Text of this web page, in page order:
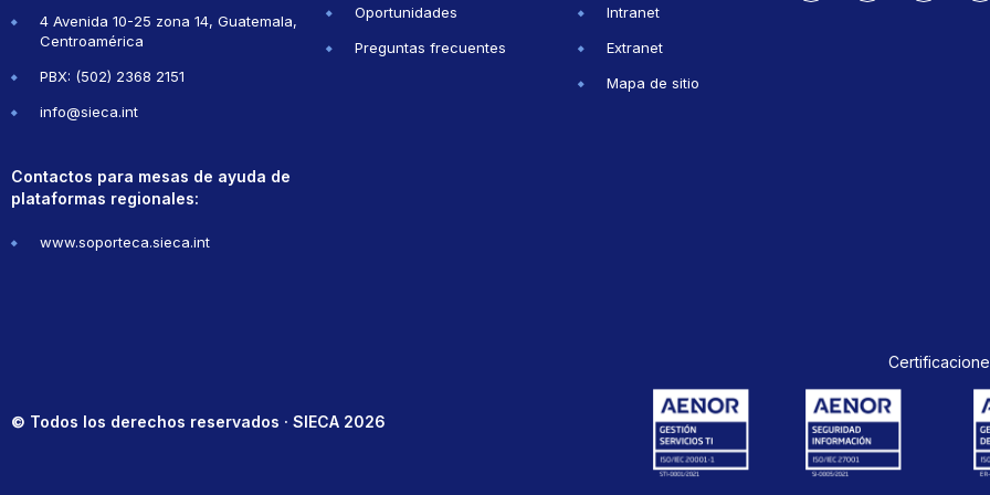
4 Avenida 10-25 zona 14, Guatemala,
Centroamérica
PBX: (502) 2368 2151
info@sieca.int
Contactos para mesas de ayuda de
plataformas regionales:
www.soporteca.sieca.int
Oportunidades
Preguntas frecuentes
Intranet
Extranet
Mapa de sitio
© Todos los derechos reservados · SIECA 2026